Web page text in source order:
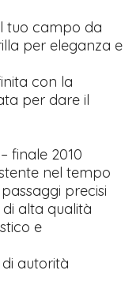
tuo campo da
per eleganza e
con la
per dare il
finale 2010
nel tempo
precisi
alta qualità
e
autorità